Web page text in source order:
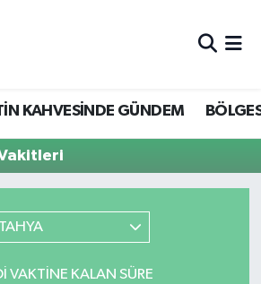
KAHVESİNDE GÜNDEM
VAKTINE KALAN SÜRE